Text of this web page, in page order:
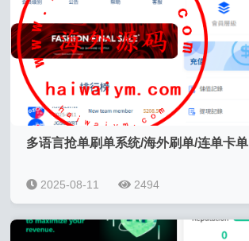
多语言抢单刷单系统/海外刷单/连单卡单
2025-08-11 2494